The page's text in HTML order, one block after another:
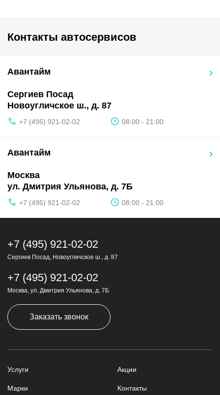
Контакты автосервисов
Авантайм
Сергиев Посад
Новоугличское ш., д. 87
+7 (495) 921-02-02 08:00 - 21:00
Авантайм
Москва
ул. Дмитрия Ульянова, д. 7Б
+7 (495) 921-02-02 08:00 - 21:00
Услуги
Марки
Акции
Контакты
+7 (495) 921-02-02
Сергиев Посад, Новоугличское ш., д. 87
+7 (495) 921-02-02
Москва, ул. Дмитрия Ульянова, д. 7Б
Заказать звонок